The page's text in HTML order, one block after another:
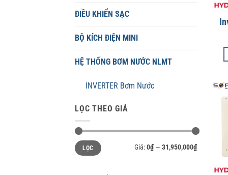
ĐIỀU KHIỂN SẠC
BỘ KÍCH ĐIỆN MINI
HỆ THỐNG BƠM NƯỚC NLMT
INVERTER Bơm Nước
LỌC THEO GIÁ
Giá
tối
thiểu
Giá
tối
đa
LỌC Giá:0₫ — 31,950,000₫